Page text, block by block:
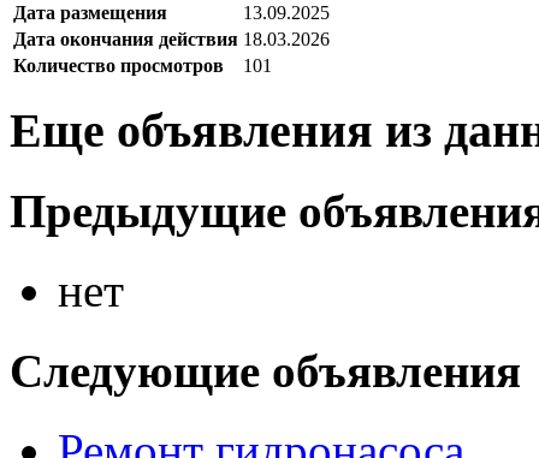
Дата размещения
13.09.2025
Дата окончания действия 18.03.2026
Количество просмотров
101
Еще объявления из
Предыдущие
нет
Следующие объявления